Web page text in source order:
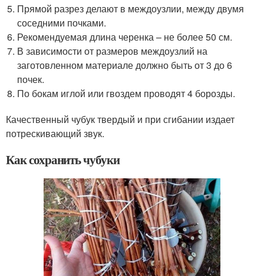
Прямой разрез делают в междоузлии, между двумя
соседними почками.
Рекомендуемая длина черенка – не более 50 см.
В зависимости от размеров междоузлий на
заготовленном материале должно быть от 3 до 6
почек.
По бокам иглой или гвоздем проводят 4 борозды.
Качественный чубук твердый и при сгибании издает
потрескивающий звук.
Как сохранить чубуки